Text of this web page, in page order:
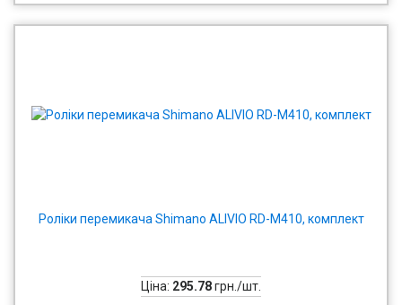
Роліки перемикача Shimano ALIVIO RD-M410, комплект
Ціна: 295.78грн./шт.